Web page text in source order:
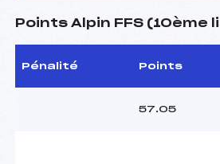
Points Alpin FFS (10ème
Pénalité Points
57.05